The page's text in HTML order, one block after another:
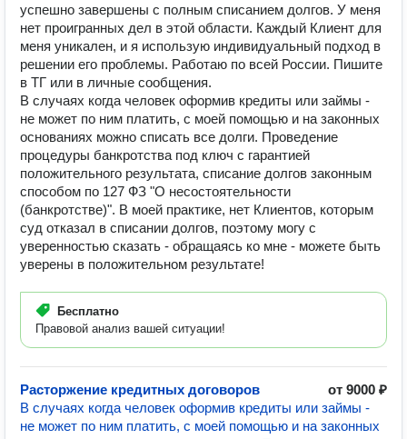
успешно завершены с полным списанием долгов. У меня
нет проигранных дел в этой области. Каждый Клиент для
меня уникален, и я использую индивидуальный подход в
решении его проблемы. Работаю по всей России. Пишите
в ТГ или в личные сообщения.
В случаях когда человек оформив кредиты или займы -
не может по ним платить, с моей помощью и на законных
основаниях можно списать все долги. Проведение
процедуры банкротства под ключ с гарантией
положительного результата, списание долгов законным
способом по 127 ФЗ "О несостоятельности
(банкротстве)". В моей практике, нет Клиентов, которым
суд отказал в списании долгов, поэтому могу с
уверенностью сказать - обращаясь ко мне - можете быть
уверены в положительном результате!
Бесплатно
Правовой анализ вашей ситуации!
Расторжение кредитных договоров
от 9000 ₽
В случаях когда человек оформив кредиты или займы -
не может по ним платить, с моей помощью и на законных